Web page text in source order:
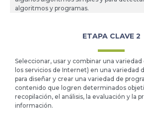
algoritmos y programas.
ETAPA CLAVE 2
Seleccionar, usar y combinar una
los servicios de Internet) en una variedad
para diseñar y crear una variedad de
contenido que logren determinados
recopilación, el análisis, la evaluación y la
información.